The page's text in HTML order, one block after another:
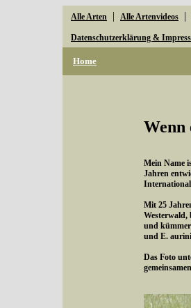
Alle Arten | Alle Artenvideos |
Datenschutzerklärung &
Home
Wenn
Mein Name
Jahren
Mit 25
Westerwald,
und
und E.
Das Foto